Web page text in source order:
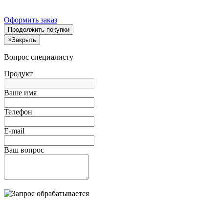
Оформить заказ
Продолжить покупки
×Закрыть
Вопрос специалисту
Продукт
Ваше имя
Телефон
E-mail
Ваш вопрос